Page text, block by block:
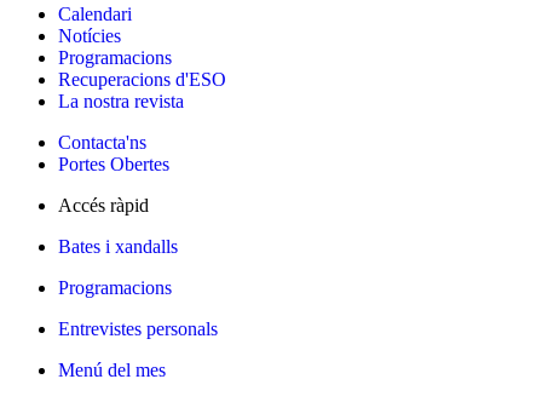
Calendari
Notícies
Programacions
Recuperacions d'ESO
La nostra revista
Contacta'ns
Portes Obertes
Accés ràpid
Bates i xandalls
Programacions
Entrevistes personals
Menú del mes